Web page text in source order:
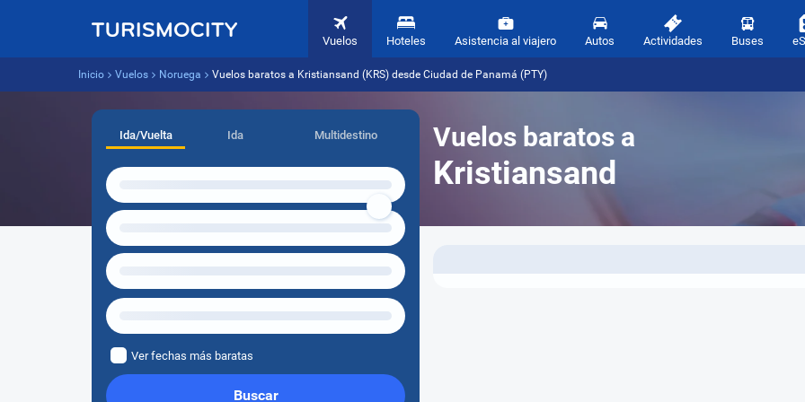
Vuelos Hoteles Asistencia al viajero Autos Actividades Buses
Inicio Vuelos Noruega Vuelos baratos a Kristiansand (KRS) desde Ciudad de Panamá (PTY)
Vuelos baratos a
Kristiansand
Ida/Vuelta Ida Multidestino
Ver fechas más baratas
Buscar